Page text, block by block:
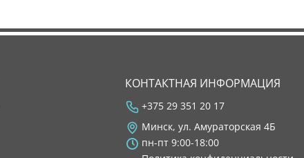
КОНТАКТНАЯ ИНФОРМАЦИЯ
+375 29 351 20 17
Минск, ул. Амураторская 4Б
пн-пт 9:00-18:00